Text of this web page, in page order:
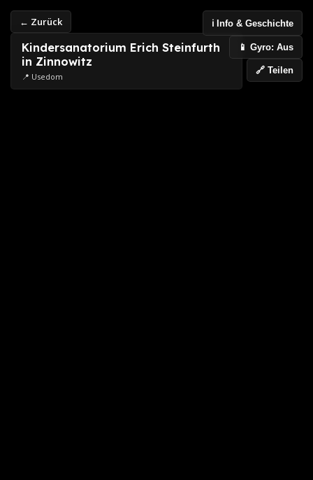
← Zurück
Kindersanatorium Erich Steinfurth
in Zinnowitz
📍 Usedom
ℹ️ Info & Geschichte
📱 Gyro: Aus
🔗 Teilen